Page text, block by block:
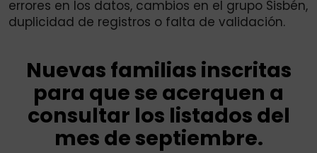
errores en los datos, cambios en el grupo Sisbén,
duplicidad de registros o falta de validación.
Nuevas familias inscritas
para que se acerquen a
consultar los listados del
mes de septiembre.